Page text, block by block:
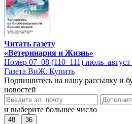
Читать газету
«Ветеринария и Жизнь»
Номер 07–08 (110–111) июль–август
Газета ВиЖ. Купить
Подпишитесь на нашу рассылку и
новостей
и выберите большее число
48 36